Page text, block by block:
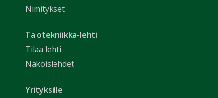
Nimitykset
Talotekniikka-lehti
Tilaa lehti
Näköislehdet
Yrityksille